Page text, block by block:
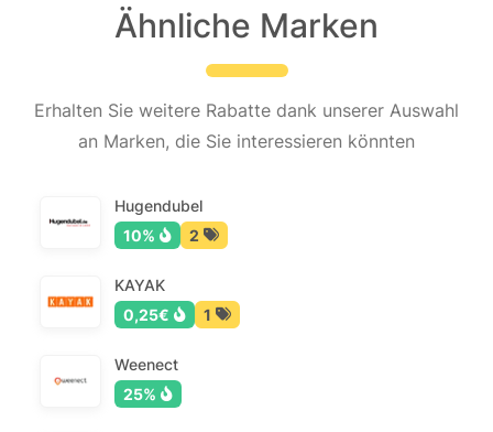
Ähnliche Marken
Erhalten Sie weitere Rabatte dank unserer Auswahl
an Marken, die Sie interessieren könnten
Hugendubel
10%
2
KAYAK
0,25€
1
Weenect
25%